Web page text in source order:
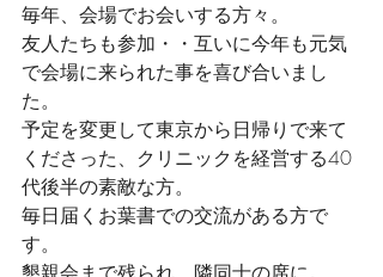
毎年、会場でお会いする方々。
友人たちも参加・・互いに今年も元気
で会場に来られた事を喜び合いまし
た。
予定を変更して東京から日帰りで来て
くださった、クリニックを経営する40
代後半の素敵な方。
毎日届くお葉書での交流がある方で
す。